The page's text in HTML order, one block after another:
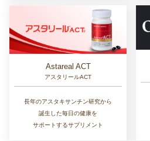
Astareal ACT
アスタリールACT
長年のアスタキサンチン研究から
誕生した毎日の健康を
サポートするサプリメント